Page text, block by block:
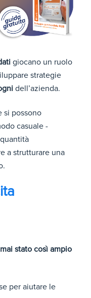
giocano un ruolo
strategie
dell’azienda.
si possono
casuale -
a strutturare una
stato così ampio
per aiutare le